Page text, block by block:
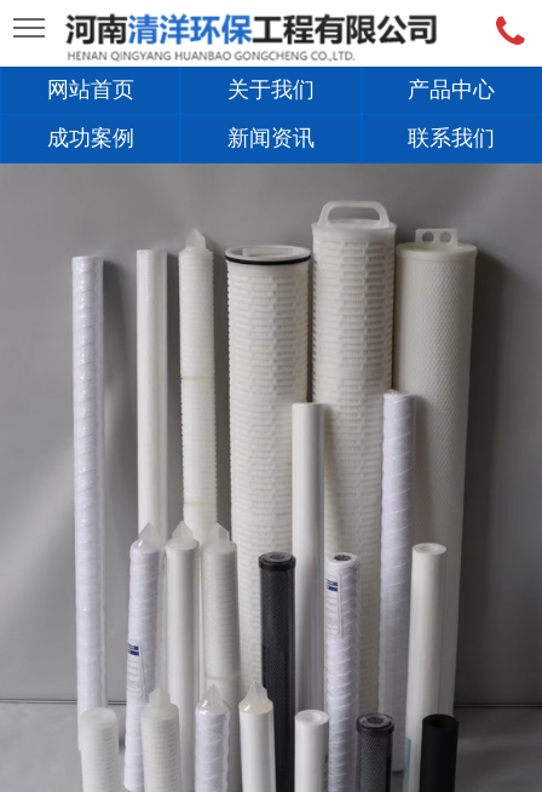
网站首页 关于我们
产品中心
成功案例
新闻资讯 联系我们